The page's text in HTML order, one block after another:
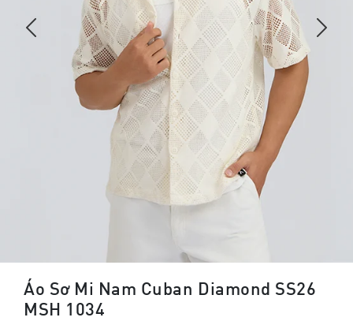
Previous
Next
Áo Sơ Mi Nam Cuban Diamond SS26
MSH 1034